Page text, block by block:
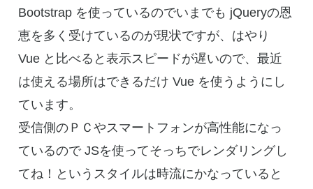
Bootstrap を使っているのでいまでも jQueryの恩
恵を多く受けているのが現状ですが、はやり
Vue と比べると表示スピードが遅いので、最近
は使える場所はできるだけ Vue を使うようにし
ています。
受信側のＰＣやスマートフォンが高性能になっ
ているので JSを使ってそっちでレンダリングし
てね！というスタイルは時流にかなっていると